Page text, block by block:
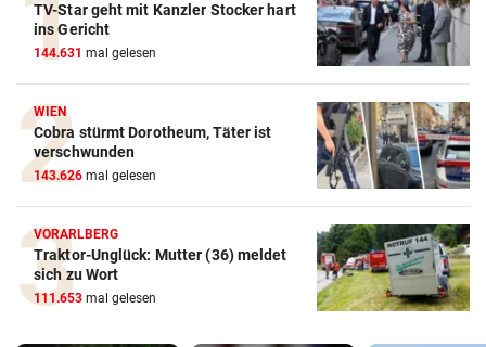
TV-Star geht mit Kanzler Stocker hart
ins Gericht
144.631 mal gelesen
WIEN
Cobra stürmt Dorotheum, Täter ist
verschwunden
143.626 mal gelesen
VORARLBERG
Traktor-Unglück: Mutter (36) meldet
sich zu Wort
111.653 mal gelesen